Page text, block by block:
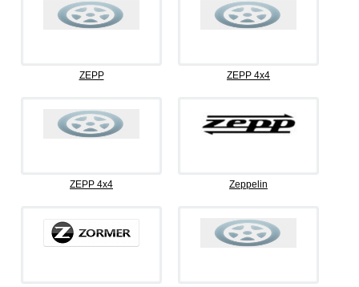
ZEPP ZEPP 4x4
ZEPP 4х4 Zeppelin